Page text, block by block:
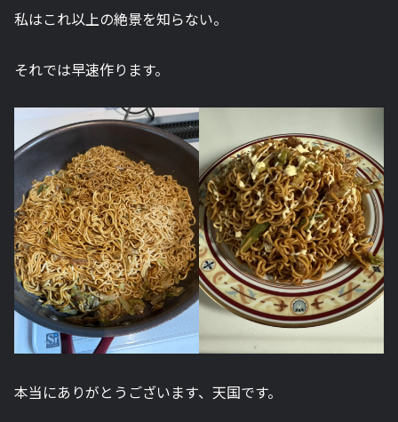
私はこれ以上の絶景を知らない。
それでは早速作ります。
本当にありがとうございます、天国です。